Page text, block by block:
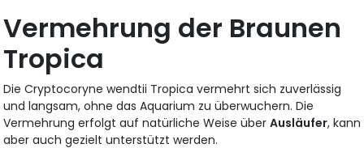
Vermehrung der Braunen
Tropica
Die Cryptocoryne wendtii Tropica vermehrt sich zuverlässig
und langsam, ohne das Aquarium zu überwuchern. Die
Vermehrung erfolgt auf natürliche Weise überAusläufer, kann
aber auch gezielt unterstützt werden.